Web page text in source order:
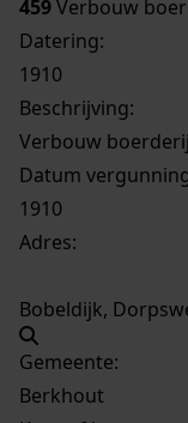
459Verbouw
Datering:
1910
Beschrijving:
Verbouw boerderij
Datum
1910
Adres:
Bobeldijk,
Gemeente:
Berkhout